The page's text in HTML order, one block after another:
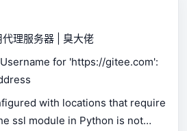
中使用代理服务器 | 臭大佬
for 'https://gitee.com':
with locations that require
ssl module in Python is not